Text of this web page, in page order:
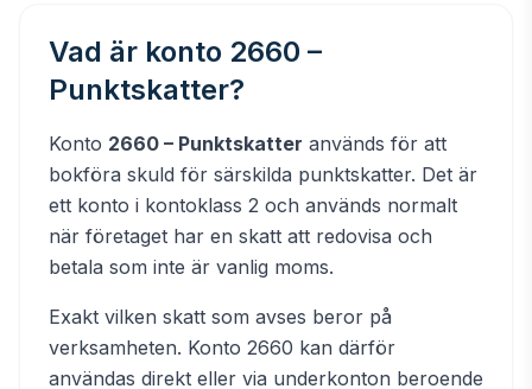
Vad är konto 2660 –
Punktskatter?
Konto 2660 – Punktskatter används för att
bokföra skuld för särskilda punktskatter. Det är
ett konto i kontoklass 2 och används normalt
när företaget har en skatt att redovisa och
betala som inte är vanlig moms.
Exakt vilken skatt som avses beror på
verksamheten. Konto 2660 kan därför
användas direkt eller via underkonton beroende